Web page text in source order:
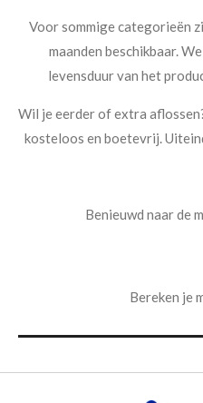
Voor sommige categorieën
maanden beschikbaar.
levensduur van het
Wil je eerder of extra
kosteloos en boetevrij.
Benieuwd naar de
Bereken je